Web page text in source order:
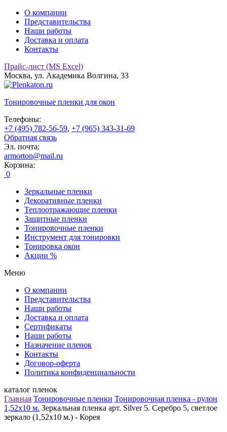
О компании
Представительства
Наши работы
Доставка и оплата
Контакты
Прайс-лист (MS Excel)
Москва, ул. Академика Волгина, 33
Тонировочные пленки для окон
Телефоны:
+7 (495) 782-56-59, +7 (965) 343-31-69
Обратная связь
Эл. почта:
armorton@mail.ru
Корзина:
0
Зеркальные пленки
Декоративные пленки
Теплоотражающие пленки
Защитные пленки
Тонировочные пленки
Инструмент для тонировки
Тонировка окон
Акции %
Меню
О компании
Представительства
Наши работы
Доставка и оплата
Сертификаты
Наши работы
Назначение пленок
Контакты
Договор-оферта
Политика конфиденциальности
каталог пленок
Главная Тонировочные пленки Тонировочная пленка - рулон
1,52х10 м. Зеркальная пленка арт. Silver 5. Серебро 5, светлое
зеркало (1,52х10 м.) - Корея